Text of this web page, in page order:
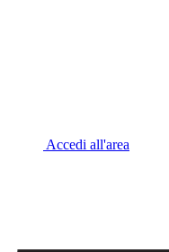
Accedi all'area